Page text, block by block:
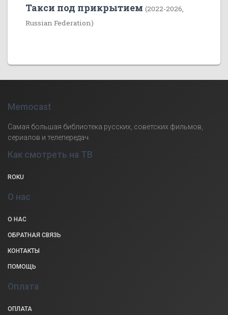
Такси под прикрытием (2022-2026,
Russian Federation)
Memocast
Самая большая библиотека русских, советских фильмов,
сериалов и телепередач.
Как смотреть на ТВ
ROKU
О нас
О НАС
ОБРАТНАЯ СВЯЗЬ
КОНТАКТЫ
ПОМОЩЬ
Оплата
ОПЛАТА